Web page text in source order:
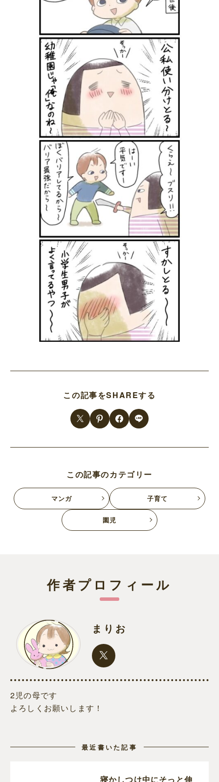
この記事をSHAREする
この記事のカテゴリー
マンガ 子育て
園児
作者プロフィール
まりお
2児の母です
よろしくお願いします！
最近書いた記事
寝かしつけ中にそっと伸